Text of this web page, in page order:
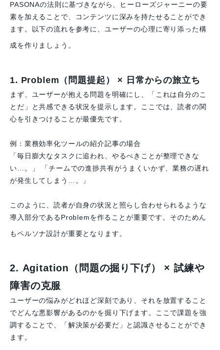
PASONAの法則に基づきながら、ヒーローズジャーニーの要
素を加えることで、コンテンツに深みを持たせることができ
ます。以下の流れを参考に、ユーザーの心理に寄り添った構
成を作りましょう。
1. Problem（問題提起） × 日常からの旅立ち
まず、ユーザーが抱える問題を明確にし、「これは自分のこ
とだ」と共感できる状況を提示します。ここでは、読者の関
心を引きつけることが最優先です。
例：業務効率化ツールの紹介記事の場合
「毎日膨大なタスクに追われ、やるべきことが整理できな
い…。」 「チームでの進捗共有がうまくいかず、業務の遅れ
が発生してしまう…。」
このように、読者が自身の状況と照らし合わせられるような
導入部分であるProblemを作ることが重要です。そのためん
もペルソナ設計が重要となります。
2. Agitation（問題の掘り下げ） × 試練や
障害の克服
ユーザーの悩みがどれほど深刻であり、それを放置すること
でどんな悪影響があるのかを掘り下げます。ここで課題を強
調することで、「解決策が必要だ」と認識させることができ
ます。